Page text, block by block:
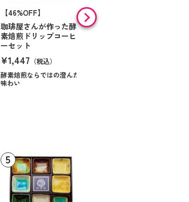
【46%OFF】
珈琲屋さんが作った酵
素焙煎ドリップコーヒ
ーセット
¥1,447 （税込）
酵素焙煎ならではの澄んだ
味わい
【9%OFF】
アラン・ド・パリ ショ